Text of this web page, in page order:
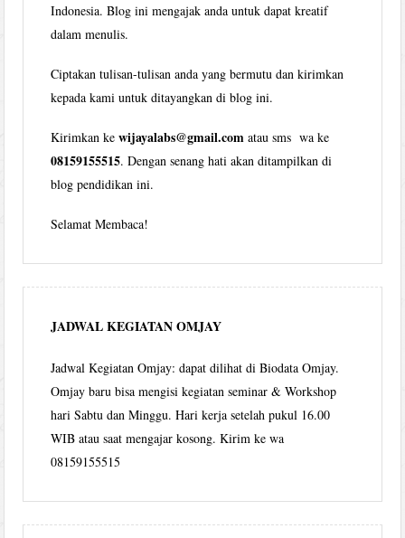
Indonesia. Blog ini mengajak anda untuk dapat kreatif
dalam menulis.
Ciptakan tulisan-tulisan anda yang bermutu dan kirimkan
kepada kami untuk ditayangkan di blog ini.
Kirimkan kewijayalabs@gmail.com atau sms wa ke
08159155515. Dengan senang hati akan ditampilkan di
blog pendidikan ini.
Selamat Membaca!
JADWAL KEGIATAN OMJAY
Jadwal Kegiatan Omjay: dapat dilihat di Biodata Omjay.
Omjay baru bisa mengisi kegiatan seminar & Workshop
hari Sabtu dan Minggu. Hari kerja setelah pukul 16.00
WIB atau saat mengajar kosong. Kirim ke wa
08159155515